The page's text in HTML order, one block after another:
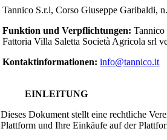
Tannico S.r.l, Corso Giuseppe Garibaldi,
Funktion und Verpflichtungen: Tannico
Fattoria Villa Saletta Società Agricola srl
Kontaktinformationen: info@tannico.it
EINLEITUNG
Dieses Dokument stellt eine rechtliche
Plattform und Ihre Einkäufe auf der